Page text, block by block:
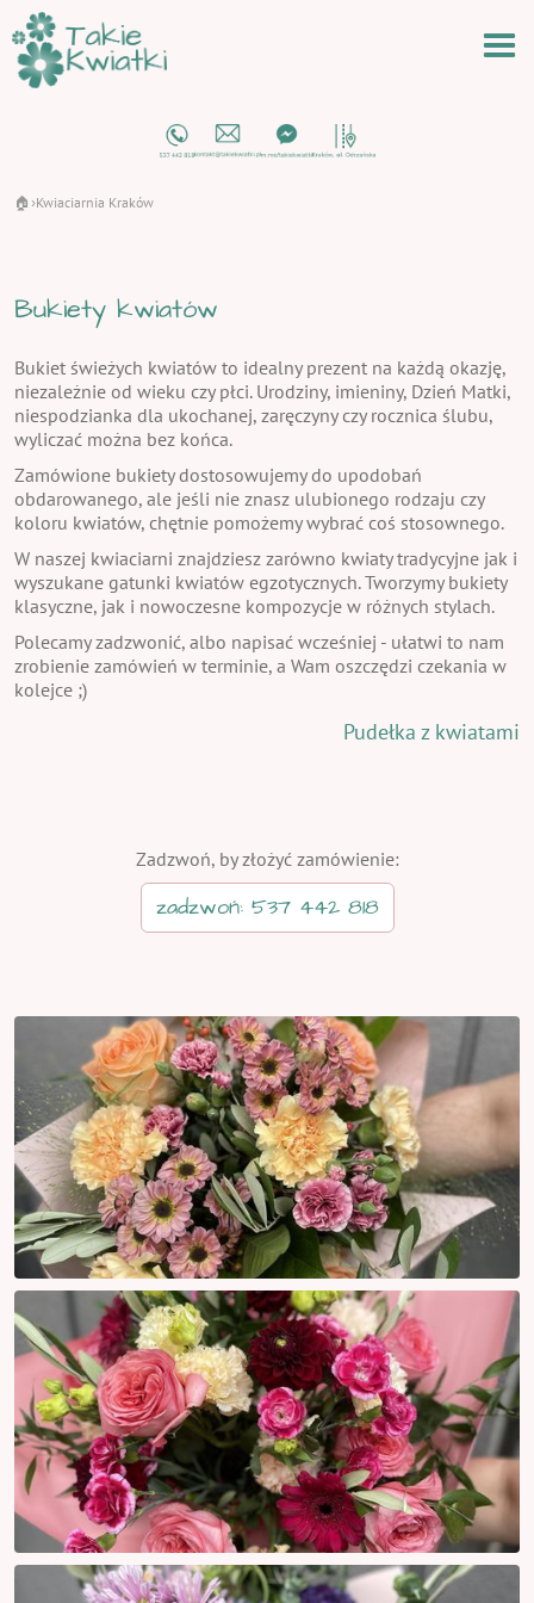
🏠 ›Kwiaciarnia Kraków
Bukiety kwiatów
Bukiet świeżych kwiatów to idealny prezent na każdą okazję,
niezależnie od wieku czy płci. Urodziny, imieniny, Dzień Matki,
niespodzianka dla ukochanej, zaręczyny czy rocznica ślubu,
wyliczać można bez końca.
Zamówione bukiety dostosowujemy do upodobań
obdarowanego, ale jeśli nie znasz ulubionego rodzaju czy
koloru kwiatów, chętnie pomożemy wybrać coś stosownego.
W naszej kwiaciarni znajdziesz zarówno kwiaty tradycyjne jak i
wyszukane gatunki kwiatów egzotycznych. Tworzymy bukiety
klasyczne, jak i nowoczesne kompozycje w różnych stylach.
Polecamy zadzwonić, albo napisać wcześniej - ułatwi to nam
zrobienie zamówień w terminie, a Wam oszczędzi czekania w
kolejce ;)
Pudełka z kwiatami
Zadzwoń, by złożyć zamówienie:
zadzwoń: 537 442 818